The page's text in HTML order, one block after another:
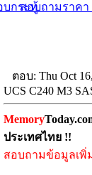
สอบถามราคา
ตอบ: Thu Oct
UCS C240 M3
Memory
ประเทศไทย !!
สอบถามข้อมูลเพิ่